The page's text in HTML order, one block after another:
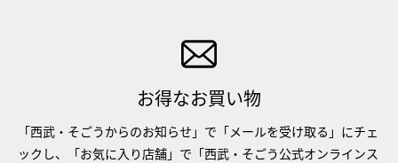
お得なお買い物
「西武・そごうからのお知らせ」で「メールを受け取る」にチェ
ックし、「お気に入り店舗」で「西武・そごう公式オンラインス